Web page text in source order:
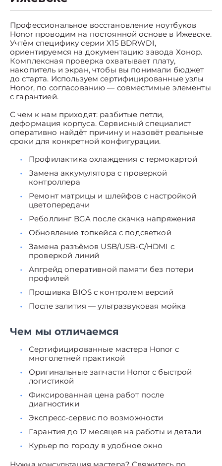
Профессиональное восстановление ноутбуков
Honor проводим на постоянной основе в Ижевске.
Учтём специфику серии X15 BDRWDI,
ориентируемся на документацию завода Хонор.
Комплексная проверка охватывает плату,
накопитель и экран, чтобы вы понимали бюджет
до старта. Используем сертифицированные узлы
Honor, по согласованию — совместимые элементы
с гарантией.
С чем к нам приходят: разбитые петли,
деформация корпуса. Сервисный специалист
оперативно найдёт причину и назовёт реальные
сроки для конкретной конфигурации.
Профилактика охлаждения с термокартой
Замена аккумулятора с проверкой
контроллера
Ремонт матрицы и шлейфов с настройкой
цветопередачи
Реболлинг BGA после скачка напряжения
Обновление топкейса с подсветкой
Замена разъёмов USB/USB-C/HDMI с
проверкой линий
Апгрейд оперативной памяти без потери
профилей
Прошивка BIOS с контролем версий
После залития — ультразвуковая мойка
Чем мы отличаемся
Сертифицированные мастера Honor с
многолетней практикой
Оригинальные запчасти Honor с быстрой
логистикой
Фиксированная цена работ после
диагностики
Экспресс-сервис по возможности
Гарантия до 12 месяцев на работы и детали
Курьер по городу в удобное окно